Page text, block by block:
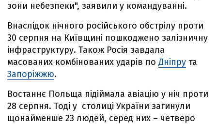
зони небезпеки", заявили у командуванні.
Внаслідок нічного російського обстрілу проти
30 серпня на Київщині пошкоджено залізничну
інфраструктуру. Також Росія завдала
масованих комбінованих ударів по Дніпру та
Запоріжжю.
Востаннє Польща підіймала авіацію у ніч проти
28 серпня. Тоді у столиці України загинули
щонайменше 23 людей, серед них – четверо